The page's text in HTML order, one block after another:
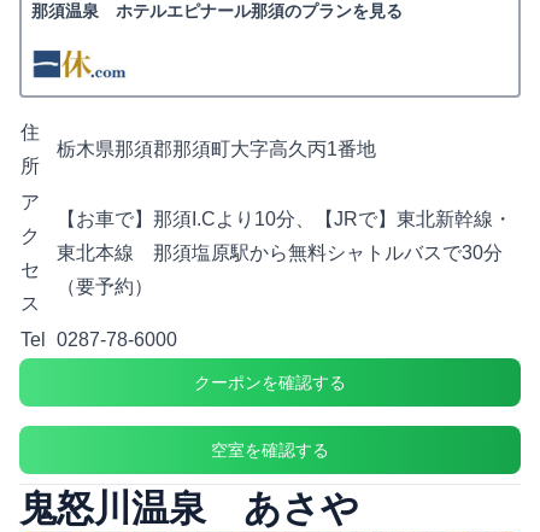
那須温泉 ホテルエピナール那須のプランを見る
住
所
栃木県那須郡那須町大字高久丙1番地
ア
ク
セ
ス
【お車で】那須I.Cより10分、【JRで】東北新幹線・
東北本線 那須塩原駅から無料シャトルバスで30分
（要予約）
Tel 0287-78-6000
クーポンを確認する
空室を確認する
鬼怒川温泉 あさや